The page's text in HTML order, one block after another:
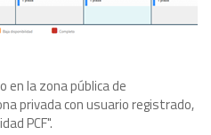
la zona pública de
privada con usuario registrado,
PCF".